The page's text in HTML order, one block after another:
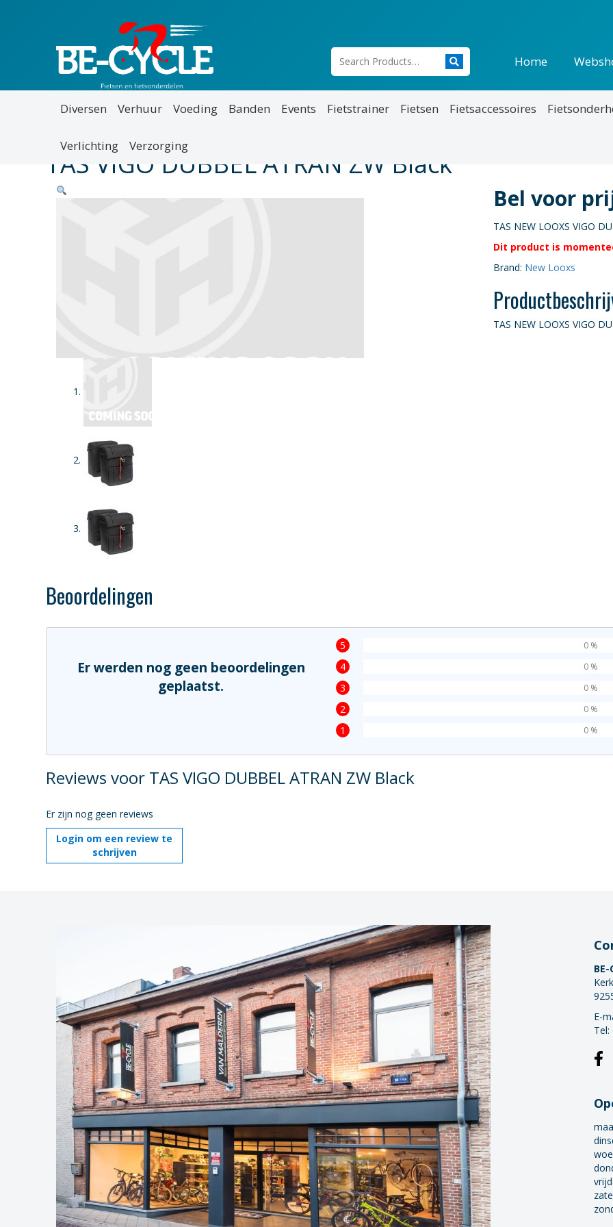
Home
Diversen Verhuur Voeding Banden Events Fietstrainer Fietsen Fietsaccessoires
Verlichting Verzorging
TAS VIGO DUBBEL ATRAN ZW Black
Bel voor
TAS NEW LOOXS VIGO
Dit product is
Brand: New Looxs
TAS NEW LOOXS VIGO
Beoordelingen
Er werden nog geen beoordelingen
geplaatst.
5 0 %
4 0 %
3 0 %
2 0 %
1 0 %
Reviews voor TAS VIGO DUBBEL ATRAN ZW Black
Er zijn nog geen reviews
Login om een review te
schrijven
E-
Tel: